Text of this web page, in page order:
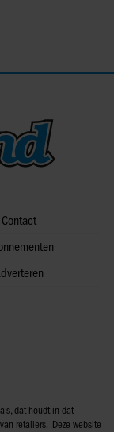
Contact
dat houdt in dat
retailers. Deze website